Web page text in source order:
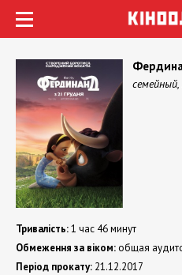
Тривалість:1 час 46 минут
Обмеження за віком:общая
Період прокату: 21.12.2017